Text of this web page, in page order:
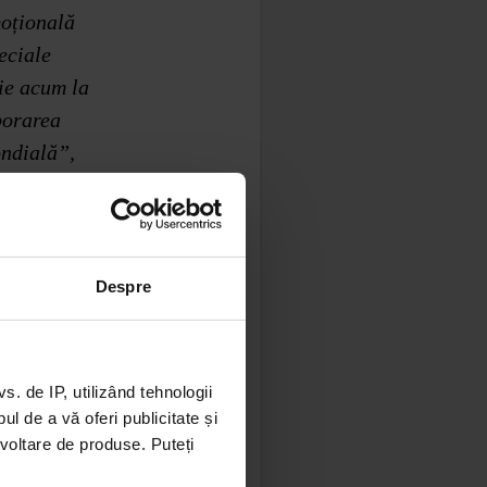
Despre
de IP, utilizând tehnologii
de a vă oferi publicitate și
de produse. Puteți
acum la
și
să
din